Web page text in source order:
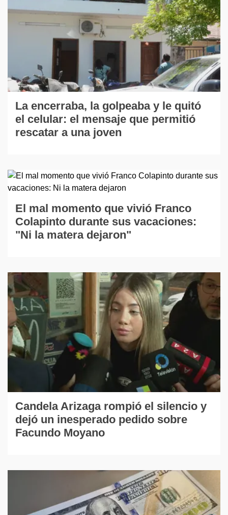
La encerraba, la golpeaba y le quitó
el celular: el mensaje que permitió
rescatar a una joven
El mal momento que vivió Franco
Colapinto durante sus vacaciones:
"Ni la matera dejaron"
Candela Arizaga rompió el silencio y
dejó un inesperado pedido sobre
Facundo Moyano